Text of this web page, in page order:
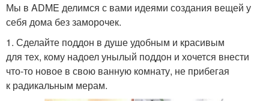
Мы в ADME делимся с вами идеями создания вещей у
себя дома без заморочек.
1. Сделайте поддон в душе удобным и красивым
для тех, кому надоел унылый поддон и хочется внести
что-то новое в свою ванную комнату, не прибегая
к радикальным мерам.